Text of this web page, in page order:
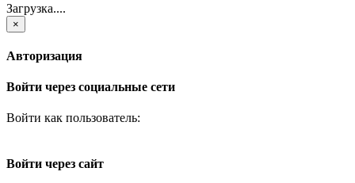
Загрузка....
×
Авторизация
Войти через социальные сети
Войти как пользователь:
Войти через сайт